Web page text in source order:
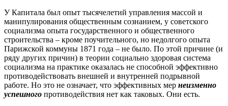
У Капитала был опыт тысячелетий управления массой и
манипулирования общественным сознанием, у советского
социализма опыта государственного и общественного
строительства – кроме поучительного, но недолгого опыта
Парижской коммуны 1871 года – не было. По этой причине (и
ряду других причин) в теории социально здоровая система
социализма на практике оказалась не способной эффективно
противодействовать внешней и внутренней подрывной
работе. Но это не означает, что эффективных мер неизменно
успешного противодействия нет как таковых. Они есть.